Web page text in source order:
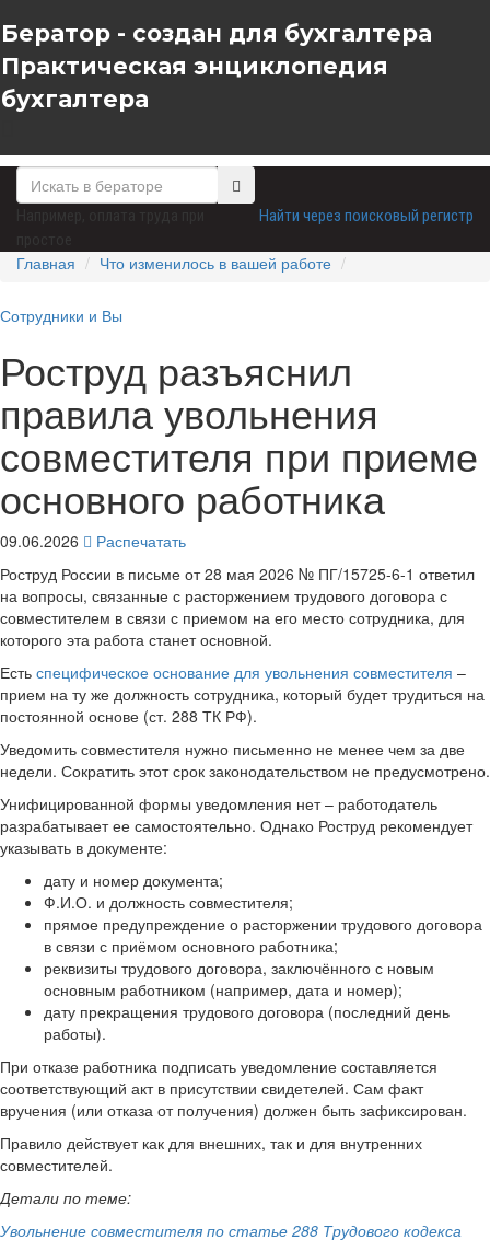
Бератор - создан для бухгалтера
Практическая энциклопедия
бухгалтера
Найти через поисковый регистр
Главная Что изменилось в вашей работе
Сотрудники и Вы
Роструд разъяснил
правила увольнения
совместителя при приеме
основного работника
09.06.2026
Распечатать
Роструд России в письме от 28 мая 2026 № ПГ/15725-6-1 ответил
на вопросы, связанные с расторжением трудового договора с
совместителем в связи с приемом на его место сотрудника, для
которого эта работа станет основной.
Есть специфическое основание для увольнения совместителя –
прием на ту же должность сотрудника, который будет трудиться на
постоянной основе (ст. 288 ТК РФ).
Уведомить совместителя нужно письменно не менее чем за две
недели. Сократить этот срок законодательством не предусмотрено.
Унифицированной формы уведомления нет – работодатель
разрабатывает ее самостоятельно. Однако Роструд рекомендует
указывать в документе:
дату и номер документа;
Ф.И.О. и должность совместителя;
прямое предупреждение о расторжении трудового договора
в связи с приёмом основного работника;
реквизиты трудового договора, заключённого с новым
основным работником (например, дата и номер);
дату прекращения трудового договора (последний день
работы).
При отказе работника подписать уведомление составляется
соответствующий акт в присутствии свидетелей. Сам факт
вручения (или отказа от получения) должен быть зафиксирован.
Правило действует как для внешних, так и для внутренних
совместителей.
Детали по теме:
Увольнение совместителя по статье 288 Трудового кодекса